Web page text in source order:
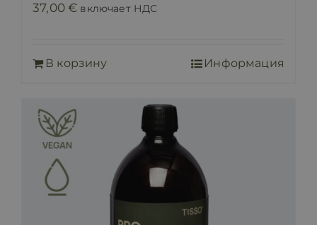
37,00€ включает НДС
В корзину Информация